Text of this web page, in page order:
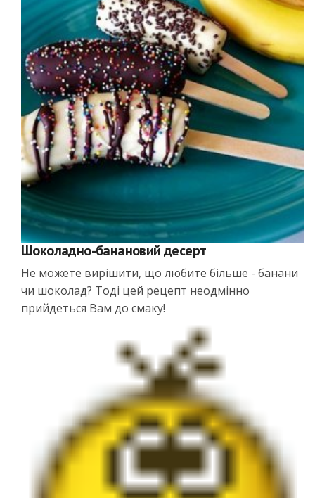
Шоколадно-банановий десерт
Не можете вирішити, що любите більше - банани
чи шоколад? Тоді цей рецепт неодмінно
прийдеться Вам до смаку!